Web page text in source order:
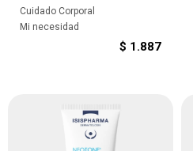
Cuidado Corporal
Mi necesidad
$ 1.887